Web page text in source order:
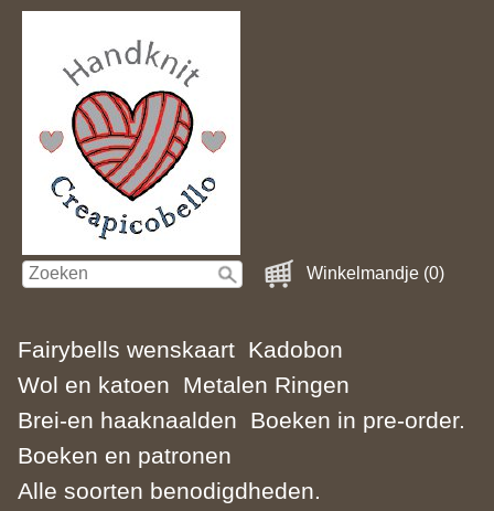
Winkelmandje (0)
Fairybells wenskaart Kadobon
Wol en katoen
Metalen Ringen
Brei-en haaknaalden
Boeken in pre-order.
Boeken en patronen
Alle soorten benodigdheden.